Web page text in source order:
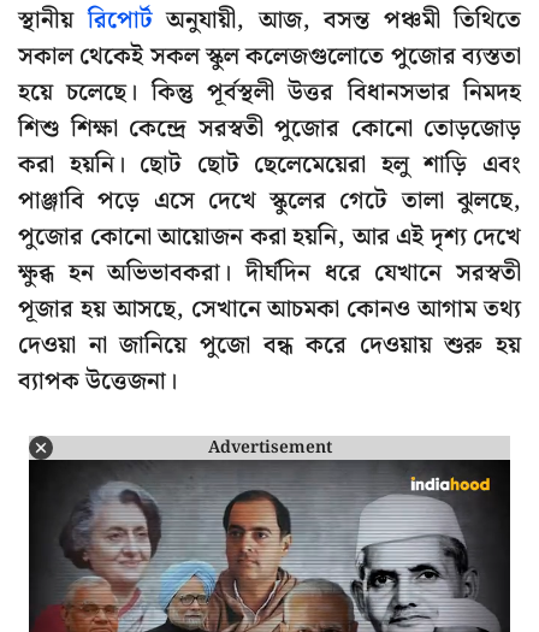
স্থানীয়রিপোর্টঅনুযায়ী, আজ, বসন্ত পঞ্চমী তিথিতে
সকাল থেকেই সকল স্কুল কলেজগুলোতে পুজোর ব্যস্ততা
হয়ে চলেছে। কিন্তু পূর্বস্থলী উত্তর বিধানসভার নিমদহ
শিশু শিক্ষা কেন্দ্রে সরস্বতী পুজোর কোনো তোড়জোড়
করা হয়নি। ছোট ছোট ছেলেমেয়েরা হলু শাড়ি এবং
পাঞ্জাবি পড়ে এসে দেখে স্কুলের গেটে তালা ঝুলছে,
পুজোর কোনো আয়োজন করা হয়নি, আর এই দৃশ্য দেখে
ক্ষুব্ধ হন অভিভাবকরা। দীর্ঘদিন ধরে যেখানে সরস্বতী
পূজার হয় আসছে, সেখানে আচমকা কোনও আগাম তথ্য
দেওয়া না জানিয়ে পুজো বন্ধ করে দেওয়ায় শুরু হয়
ব্যাপক উত্তেজনা।
Advertisement